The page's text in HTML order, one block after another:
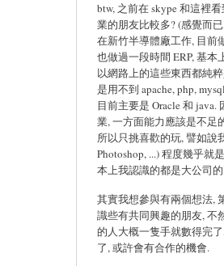
btw, 之前在 skype 和這裡
業的朋友比較多? (感覺而
在新竹半導體廠工作, 目前
也做過一段時間 ERP, 基本
以網路上的這些東西都純
是用不到 apache, php,
目前主要是 Oracle 和 java.
業, 一方面能力應該是不足
所以只挑喜歡的玩, 譬如說
Photoshop, ...) 程度幾乎就
本上我認識的都是大公司
其實我想參與有兩個想法,
識些有共同興趣的朋友, 不
的人大概一隻手就數得完
了, 或許會有合作的機會.